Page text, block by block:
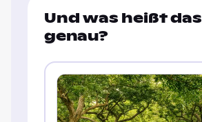
Und was heißt das
genau?